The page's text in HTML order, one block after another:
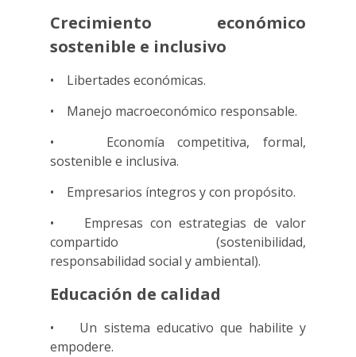
Crecimiento económico
sostenible e inclusivo
• Libertades económicas.
• Manejo macroeconómico responsable.
• Economía competitiva, formal,
sostenible e inclusiva.
• Empresarios íntegros y con propósito.
• Empresas con estrategias de valor
compartido (sostenibilidad,
responsabilidad social y ambiental).
Educación de calidad
• Un sistema educativo que habilite y
empodere.